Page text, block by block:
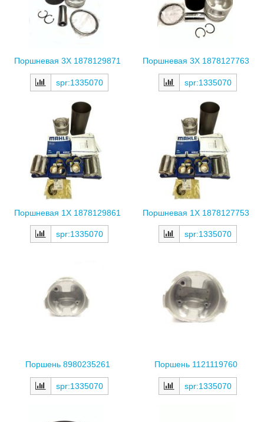
Поршневая 3X 1878129871
spr:1335070
Поршневая 3X 1878127763
spr:1335070
Поршневая 1X 1878129861
spr:1335070
Поршневая 1X 1878127753
spr:1335070
Поршень 8980235261
spr:1335070
Поршень 1121119760
spr:1335070